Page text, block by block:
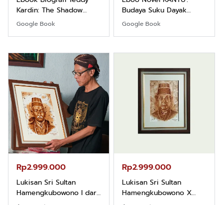
Kardin: The Shadow
Khight |
Google Book
Budaya Suku Dayak
Borneo
Google Book
Rp2.999.000
Lukisan Sri Sultan
Hamengkubowono I dari
Rp2.999.000
Lukisan Sri Sultan
Hamengkubowono X